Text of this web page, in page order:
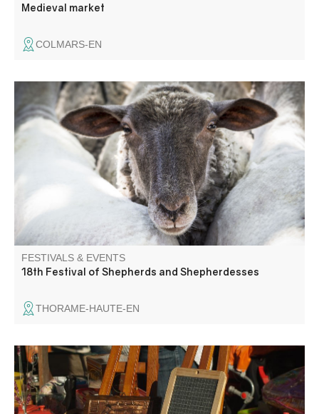
Medieval market
COLMARS-EN
Livestock presentation, small market, lavender distillation
and rides with Séol'Anes. Musical entertainment with Le
Skafoutch'.
FESTIVALS & EVENTS
18th Festival of Shepherds and Shepherdesses
THORAME-HAUTE-EN
La garde entrevalaise organise un vide-grenier à
l'intérieur du vieux village.